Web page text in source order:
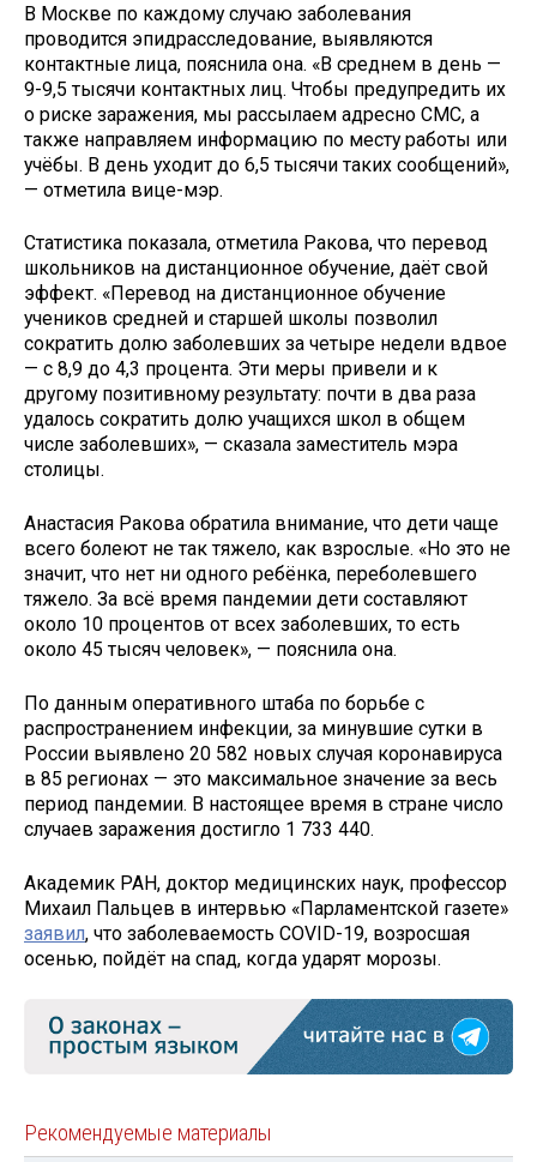
В Москве по каждому случаю заболевания
проводится эпидрасследование, выявляются
контактные лица, пояснила она. «В среднем в день —
9-9,5 тысячи контактных лиц. Чтобы предупредить их
о риске заражения, мы рассылаем адресно СМС, а
также направляем информацию по месту работы или
учёбы. В день уходит до 6,5 тысячи таких сообщений»,
— отметила вице-мэр.
Статистика показала, отметила Ракова, что перевод
школьников на дистанционное обучение, даёт свой
эффект. «Перевод на дистанционное обучение
учеников средней и старшей школы позволил
сократить долю заболевших за четыре недели вдвое
— с 8,9 до 4,3 процента. Эти меры привели и к
другому позитивному результату: почти в два раза
удалось сократить долю учащихся школ в общем
числе заболевших», — сказала заместитель мэра
столицы.
Анастасия Ракова обратила внимание, что дети чаще
всего болеют не так тяжело, как взрослые. «Но это не
значит, что нет ни одного ребёнка, переболевшего
тяжело. За всё время пандемии дети составляют
около 10 процентов от всех заболевших, то есть
около 45 тысяч человек», — пояснила она.
По данным оперативного штаба по борьбе с
распространением инфекции, за минувшие сутки в
России выявлено 20 582 новых случая коронавируса
в 85 регионах — это максимальное значение за весь
период пандемии. В настоящее время в стране число
случаев заражения достигло 1 733 440.
Академик РАН, доктор медицинских наук, профессор
Михаил Пальцев в интервью «Парламентской газете»
заявил, что заболеваемость COVID-19, возросшая
осенью, пойдёт на спад, когда ударят морозы.
Рекомендуемые материалы